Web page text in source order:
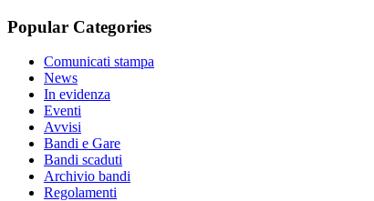
Popular Categories
Comunicati stampa
News
In evidenza
Eventi
Avvisi
Bandi e Gare
Bandi scaduti
Archivio bandi
Regolamenti